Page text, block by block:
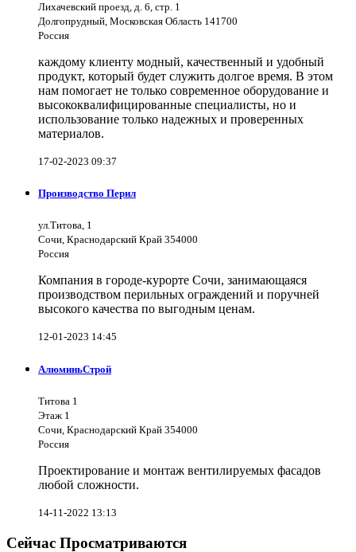
Лихачевский проезд, д. 6, стр. 1
Долгопрудный, Московская Область 141700
Россия
каждому клиенту модный, качественный и удобный
продукт, который будет служить долгое время. В этом
нам помогает не только современное оборудование и
высококвалифицированные специалисты, но и
использование только надежных и проверенных
материалов.
17-02-2023 09:37
Производство Перил
ул.Титова, 1
Сочи, Краснодарский Край 354000
Россия
Компания в городе-курорте Сочи, занимающаяся
производством перильных ограждений и поручней
высокого качества по выгодным ценам.
12-01-2023 14:45
АлюминьСтрой
Титова 1
Этаж 1
Сочи, Краснодарский Край 354000
Россия
Проектирование и монтаж вентилируемых фасадов
любой сложности.
14-11-2022 13:13
Сейчас Просматриваются